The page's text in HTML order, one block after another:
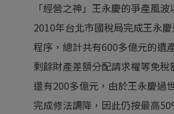
「經營之神」王永慶的爭產風波
2010年台北市國稅局完成王永
程序，總計共有600多億元的遺
剩餘財產差額分配請求權等免稅
還有200多億元，由於王永慶過
完成修法調降，因此仍按最高